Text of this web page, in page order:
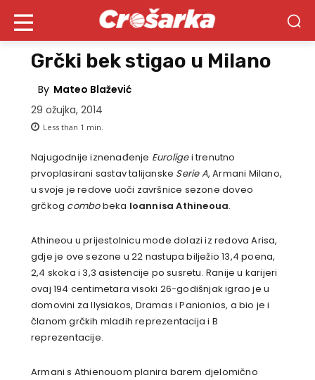
Grčki bek stigao u Milano
By Mateo Blažević
29 ožujka, 2014
Less than 1 min.
Najugodnije iznenađenje Euroligei trenutno
prvoplasirani sastav talijanske Serie A, Armani Milano,
u svoje je redove uoči završnice sezone doveo
grčkog combobeka Ioannisa Athineoua.
Athineou u prijestolnicu mode dolazi iz redova Arisa,
gdje je ove sezone u 22 nastupa bilježio 13,4 poena,
2,4 skoka i 3,3 asistencije po susretu. Ranije u karijeri
ovaj 194 centimetara visoki 26-godišnjak igrao je u
domovini za Ilysiakos, Dramas i Panionios, a bio je i
članom grčkih mladih reprezentacija i B
reprezentacije.
Armani s Athienouom planira barem djelomično